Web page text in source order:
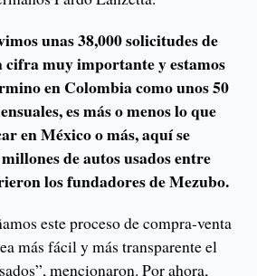
unas 38,000 solicitudes de
cifra muy importante y estamos
en Colombia como unos 50
es más o menos lo que
en México o más, aquí se
de autos usados entre
los fundadores de Mezubo.
este proceso de compra-venta
más fácil y más transparente el
mencionaron. Por ahora,